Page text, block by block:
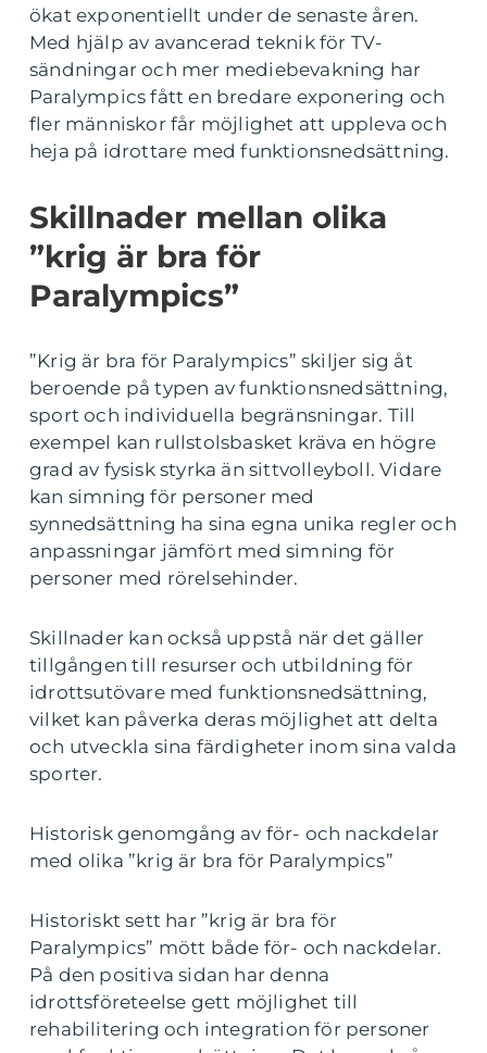
ökat exponentiellt under de senaste åren.
Med hjälp av avancerad teknik för TV-
sändningar och mer mediebevakning har
Paralympics fått en bredare exponering och
fler människor får möjlighet att uppleva och
heja på idrottare med funktionsnedsättning.
Skillnader mellan olika
”krig är bra för
Paralympics”
”Krig är bra för Paralympics” skiljer sig åt
beroende på typen av funktionsnedsättning,
sport och individuella begränsningar. Till
exempel kan rullstolsbasket kräva en högre
grad av fysisk styrka än sittvolleyboll. Vidare
kan simning för personer med
synnedsättning ha sina egna unika regler och
anpassningar jämfört med simning för
personer med rörelsehinder.
Skillnader kan också uppstå när det gäller
tillgången till resurser och utbildning för
idrottsutövare med funktionsnedsättning,
vilket kan påverka deras möjlighet att delta
och utveckla sina färdigheter inom sina valda
sporter.
Historisk genomgång av för- och nackdelar
med olika ”krig är bra för Paralympics”
Historiskt sett har ”krig är bra för
Paralympics” mött både för- och nackdelar.
På den positiva sidan har denna
idrottsföreteelse gett möjlighet till
rehabilitering och integration för personer